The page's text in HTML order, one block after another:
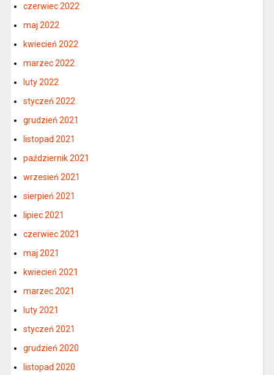
czerwiec 2022
maj 2022
kwiecień 2022
marzec 2022
luty 2022
styczeń 2022
grudzień 2021
listopad 2021
październik 2021
wrzesień 2021
sierpień 2021
lipiec 2021
czerwiec 2021
maj 2021
kwiecień 2021
marzec 2021
luty 2021
styczeń 2021
grudzień 2020
listopad 2020